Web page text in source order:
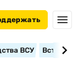
ВСУ